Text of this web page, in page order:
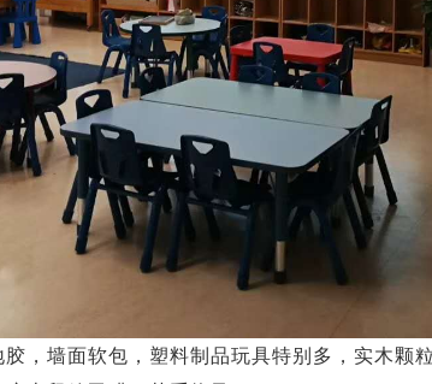
，墙面软包，塑料制品玩具特别多，实木颗